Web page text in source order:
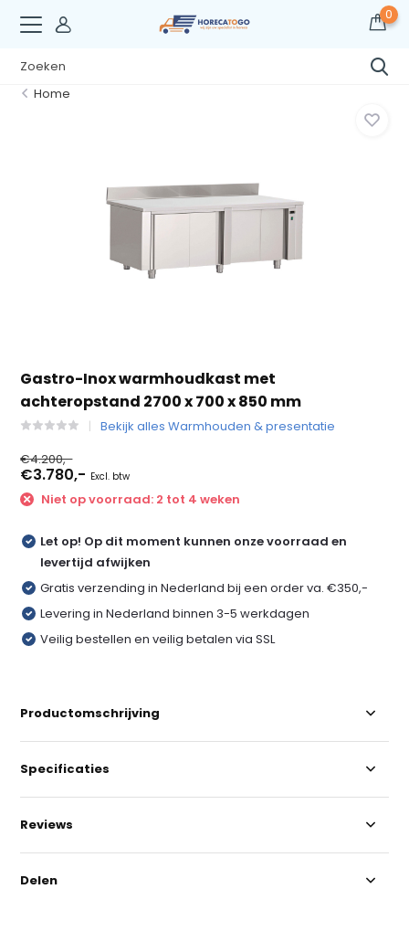
0
Home
Gastro-Inox warmhoudkast met
achteropstand 2700 x 700 x 850 mm
Bekijk alles Warmhouden & presentatie
€4.200,-
€3.780,- Excl. btw
Niet op voorraad: 2 tot 4 weken
Let op! Op dit moment kunnen onze voorraad en
levertijd afwijken
Gratis verzending in Nederland bij een order va. €350,-
Levering in Nederland binnen 3-5 werkdagen
Veilig bestellen en veilig betalen via SSL
Productomschrijving
Specificaties
Reviews
Delen